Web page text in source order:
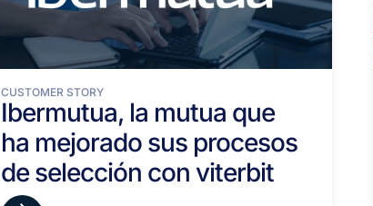
CUSTOMER STORY
Ibermutua, la mutua que
ha mejorado sus procesos
de selección con viterbit